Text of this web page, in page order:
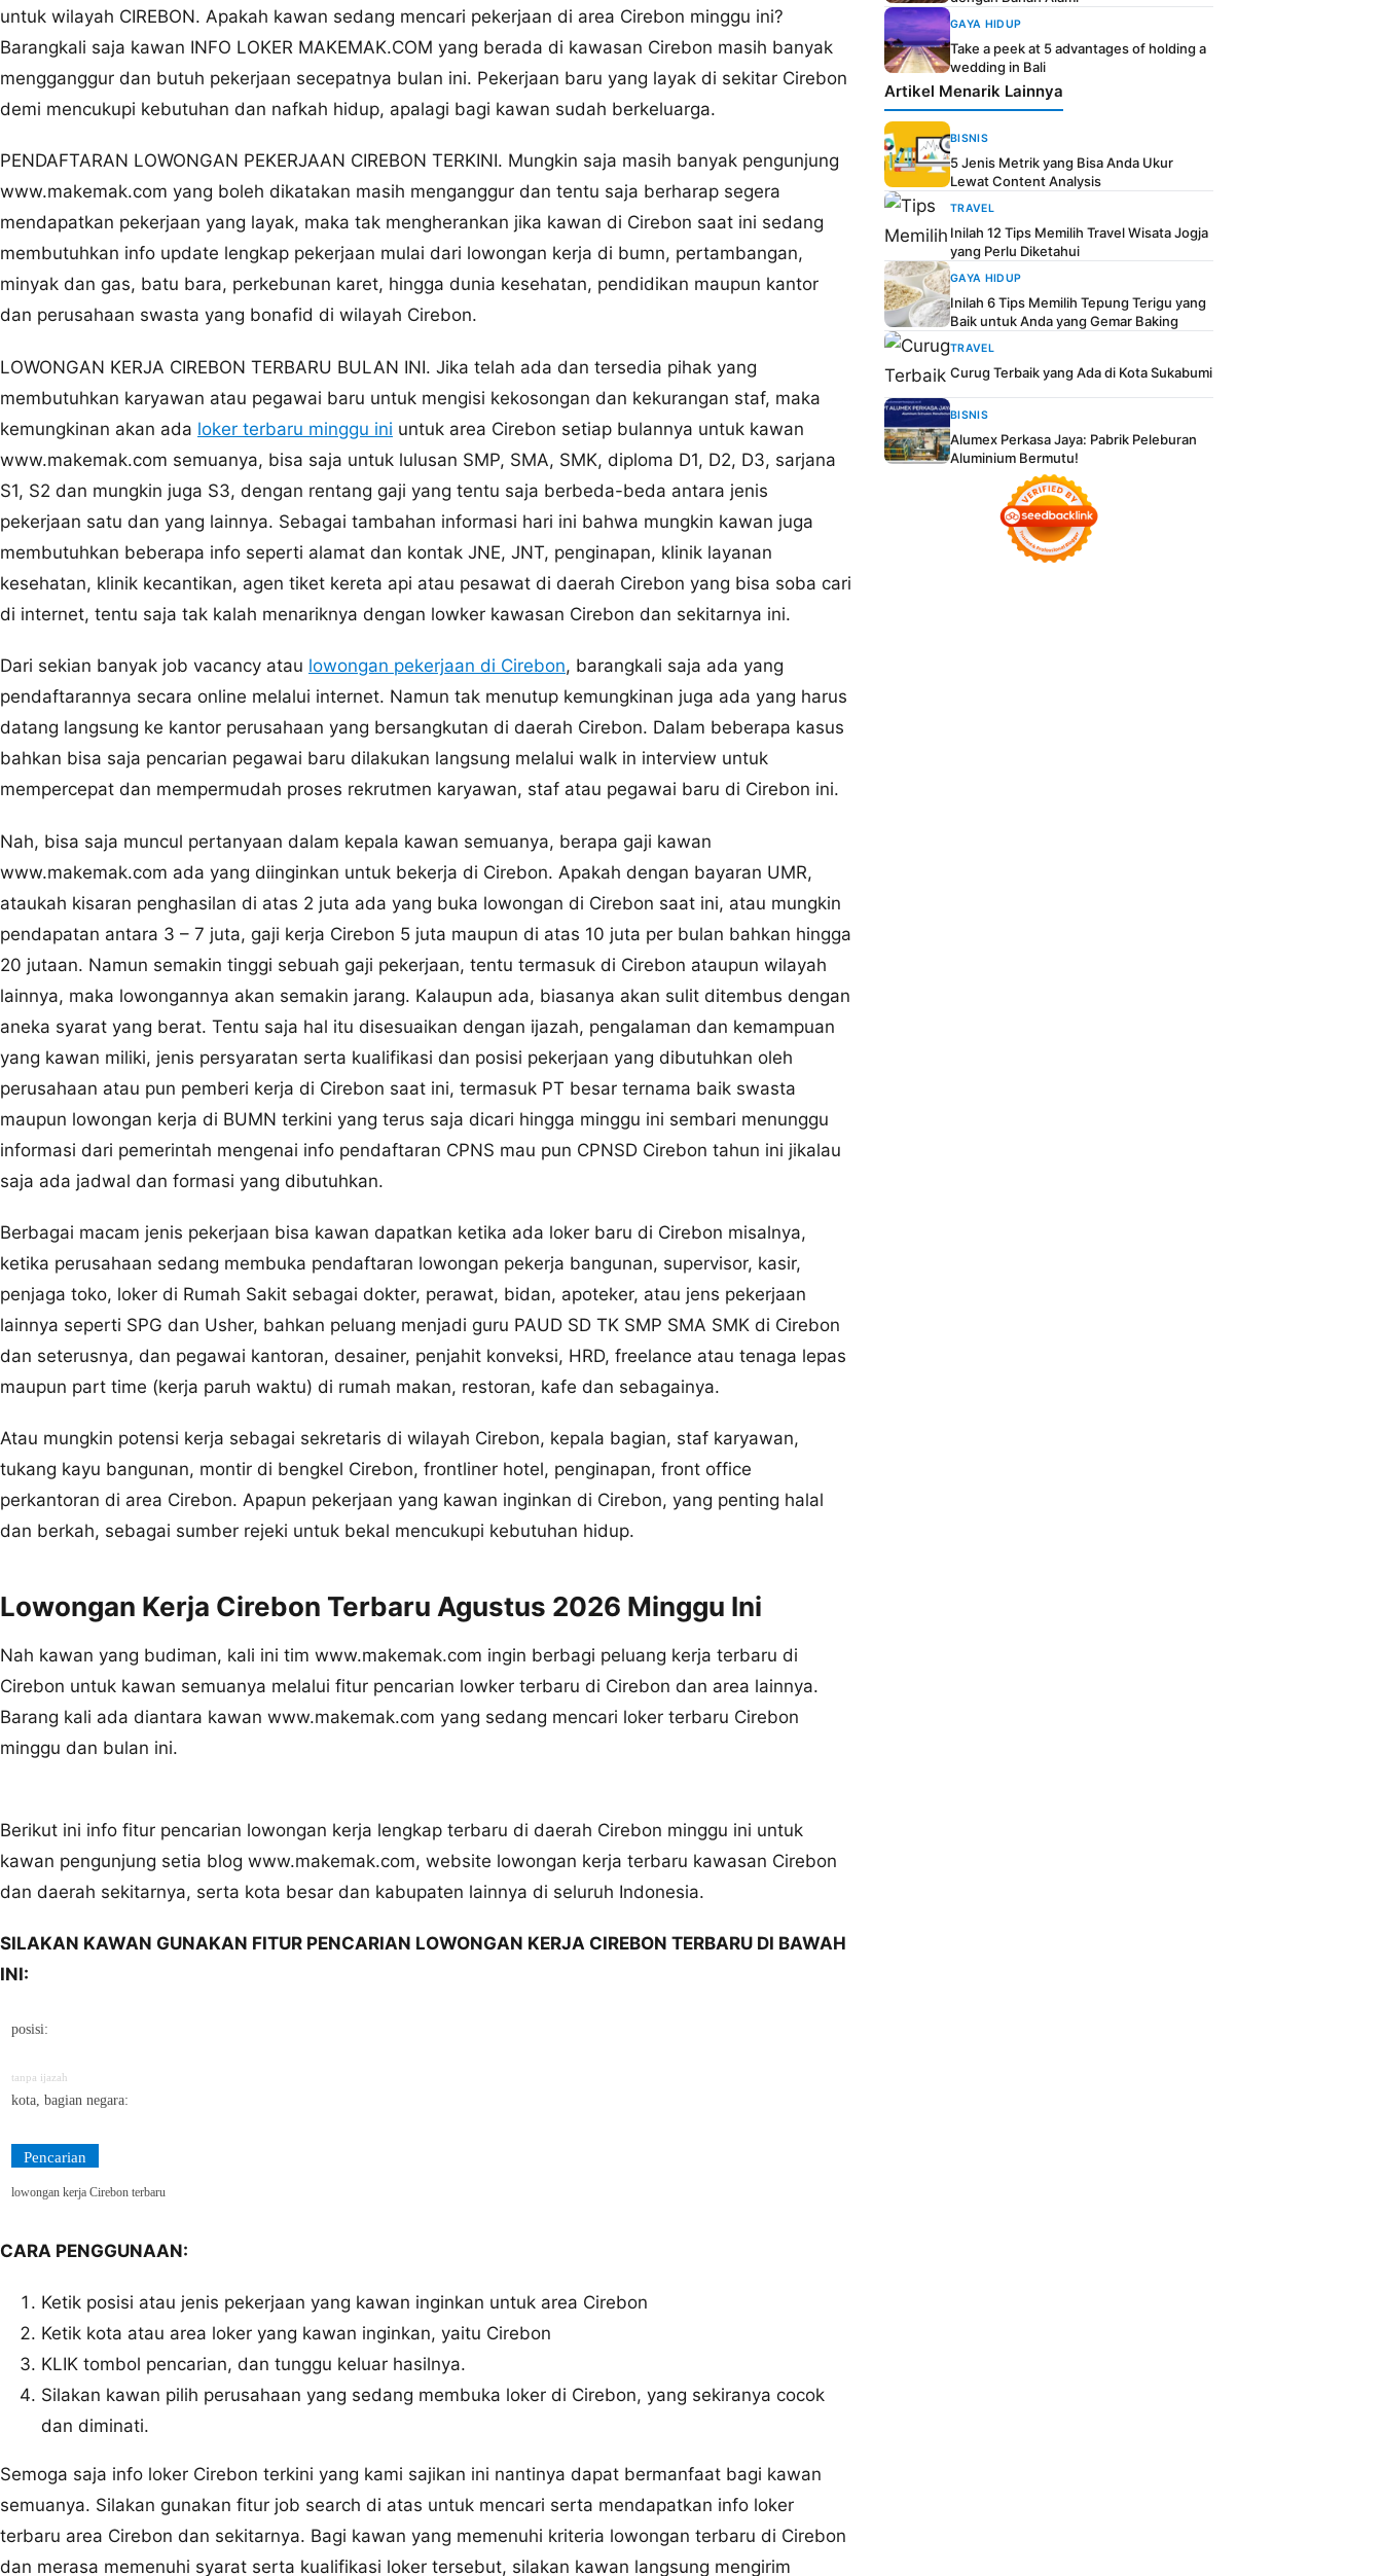
untuk wilayah CIREBON. Apakah kawan sedang mencari pekerjaan di area Cirebon minggu ini?
Barangkali saja kawan INFO LOKER MAKEMAK.COM yang berada di kawasan Cirebon masih banyak
mengganggur dan butuh pekerjaan secepatnya bulan ini. Pekerjaan baru yang layak di sekitar Cirebon
demi mencukupi kebutuhan dan nafkah hidup, apalagi bagi kawan sudah berkeluarga.
PENDAFTARAN LOWONGAN PEKERJAAN CIREBON TERKINI. Mungkin saja masih banyak pengunjung
www.makemak.com yang boleh dikatakan masih menganggur dan tentu saja berharap segera
mendapatkan pekerjaan yang layak, maka tak mengherankan jika kawan di Cirebon saat ini sedang
membutuhkan info update lengkap pekerjaan mulai dari lowongan kerja di bumn, pertambangan,
minyak dan gas, batu bara, perkebunan karet, hingga dunia kesehatan, pendidikan maupun kantor
dan perusahaan swasta yang bonafid di wilayah Cirebon.
LOWONGAN KERJA CIREBON TERBARU BULAN INI. Jika telah ada dan tersedia pihak yang
membutuhkan karyawan atau pegawai baru untuk mengisi kekosongan dan kekurangan staf, maka
kemungkinan akan ada loker terbaru minggu ini untuk area Cirebon setiap bulannya untuk kawan
www.makemak.com semuanya, bisa saja untuk lulusan SMP, SMA, SMK, diploma D1, D2, D3, sarjana
S1, S2 dan mungkin juga S3, dengan rentang gaji yang tentu saja berbeda-beda antara jenis
pekerjaan satu dan yang lainnya. Sebagai tambahan informasi hari ini bahwa mungkin kawan juga
membutuhkan beberapa info seperti alamat dan kontak JNE, JNT, penginapan, klinik layanan
kesehatan, klinik kecantikan, agen tiket kereta api atau pesawat di daerah Cirebon yang bisa soba cari
di internet, tentu saja tak kalah menariknya dengan lowker kawasan Cirebon dan sekitarnya ini.
Dari sekian banyak job vacancy atau lowongan pekerjaan di Cirebon, barangkali saja ada yang
pendaftarannya secara online melalui internet. Namun tak menutup kemungkinan juga ada yang harus
datang langsung ke kantor perusahaan yang bersangkutan di daerah Cirebon. Dalam beberapa kasus
bahkan bisa saja pencarian pegawai baru dilakukan langsung melalui walk in interview untuk
mempercepat dan mempermudah proses rekrutmen karyawan, staf atau pegawai baru di Cirebon ini.
Nah, bisa saja muncul pertanyaan dalam kepala kawan semuanya, berapa gaji kawan
www.makemak.com ada yang diinginkan untuk bekerja di Cirebon. Apakah dengan bayaran UMR,
ataukah kisaran penghasilan di atas 2 juta ada yang buka lowongan di Cirebon saat ini, atau mungkin
pendapatan antara 3 – 7 juta, gaji kerja Cirebon 5 juta maupun di atas 10 juta per bulan bahkan hingga
20 jutaan. Namun semakin tinggi sebuah gaji pekerjaan, tentu termasuk di Cirebon ataupun wilayah
lainnya, maka lowongannya akan semakin jarang. Kalaupun ada, biasanya akan sulit ditembus dengan
aneka syarat yang berat. Tentu saja hal itu disesuaikan dengan ijazah, pengalaman dan kemampuan
yang kawan miliki, jenis persyaratan serta kualifikasi dan posisi pekerjaan yang dibutuhkan oleh
perusahaan atau pun pemberi kerja di Cirebon saat ini, termasuk PT besar ternama baik swasta
maupun lowongan kerja di BUMN terkini yang terus saja dicari hingga minggu ini sembari menunggu
informasi dari pemerintah mengenai info pendaftaran CPNS mau pun CPNSD Cirebon tahun ini jikalau
saja ada jadwal dan formasi yang dibutuhkan.
Berbagai macam jenis pekerjaan bisa kawan dapatkan ketika ada loker baru di Cirebon misalnya,
ketika perusahaan sedang membuka pendaftaran lowongan pekerja bangunan, supervisor, kasir,
penjaga toko, loker di Rumah Sakit sebagai dokter, perawat, bidan, apoteker, atau jens pekerjaan
lainnya seperti SPG dan Usher, bahkan peluang menjadi guru PAUD SD TK SMP SMA SMK di Cirebon
dan seterusnya, dan pegawai kantoran, desainer, penjahit konveksi, HRD, freelance atau tenaga lepas
maupun part time (kerja paruh waktu) di rumah makan, restoran, kafe dan sebagainya.
Atau mungkin potensi kerja sebagai sekretaris di wilayah Cirebon, kepala bagian, staf karyawan,
tukang kayu bangunan, montir di bengkel Cirebon, frontliner hotel, penginapan, front office
perkantoran di area Cirebon. Apapun pekerjaan yang kawan inginkan di Cirebon, yang penting halal
dan berkah, sebagai sumber rejeki untuk bekal mencukupi kebutuhan hidup.
Lowongan Kerja Cirebon Terbaru Agustus 2026 Minggu Ini
Nah kawan yang budiman, kali ini tim www.makemak.com ingin berbagi peluang kerja terbaru di
Cirebon untuk kawan semuanya melalui fitur pencarian lowker terbaru di Cirebon dan area lainnya.
Barang kali ada diantara kawan www.makemak.com yang sedang mencari loker terbaru Cirebon
minggu dan bulan ini.
Berikut ini info fitur pencarian lowongan kerja lengkap terbaru di daerah Cirebon minggu ini untuk
kawan pengunjung setia blog www.makemak.com, website lowongan kerja terbaru kawasan Cirebon
dan daerah sekitarnya, serta kota besar dan kabupaten lainnya di seluruh Indonesia.
SILAKAN KAWAN GUNAKAN FITUR PENCARIAN LOWONGAN KERJA CIREBON TERBARU DI BAWAH
INI:
posisi:
tanpa ijazah
kota, bagian negara:
Pencarian
lowongan kerja Cirebon terbaru
CARA PENGGUNAAN:
Ketik posisi atau jenis pekerjaan yang kawan inginkan untuk area Cirebon
Ketik kota atau area loker yang kawan inginkan, yaitu Cirebon
KLIK tombol pencarian, dan tunggu keluar hasilnya.
Silakan kawan pilih perusahaan yang sedang membuka loker di Cirebon, yang sekiranya cocok
dan diminati.
Semoga saja info loker Cirebon terkini yang kami sajikan ini nantinya dapat bermanfaat bagi kawan
semuanya. Silakan gunakan fitur job search di atas untuk mencari serta mendapatkan info loker
terbaru area Cirebon dan sekitarnya. Bagi kawan yang memenuhi kriteria lowongan terbaru di Cirebon
dan merasa memenuhi syarat serta kualifikasi loker tersebut, silakan kawan langsung mengirim
GAYA HIDUP
Take a peek at 5 advantages of holding a
wedding in Bali
Artikel Menarik Lainnya
BISNIS
5 Jenis Metrik yang Bisa Anda Ukur
Lewat Content Analysis
TRAVEL
Inilah 12 Tips Memilih Travel Wisata Jogja
yang Perlu Diketahui
GAYA HIDUP
Inilah 6 Tips Memilih Tepung Terigu yang
Baik untuk Anda yang Gemar Baking
TRAVEL
Curug Terbaik yang Ada di Kota Sukabumi
BISNIS
Alumex Perkasa Jaya: Pabrik Peleburan
Aluminium Bermutu!